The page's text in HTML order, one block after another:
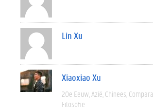
Lin Xu
Xiaoxiao Xu
20e Eeuw Azië Chinees
Filosofie